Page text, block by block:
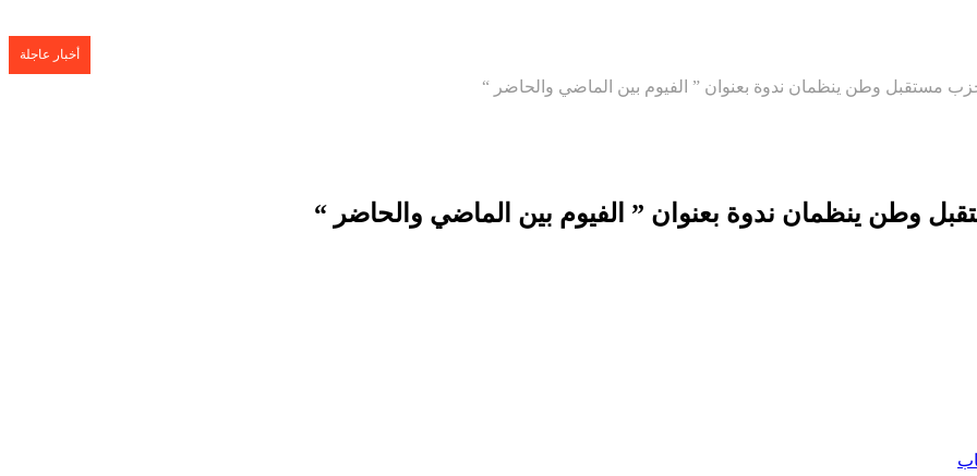
أخبار عاجلة
حزب مستقبل وطن ينظمان ندوة بعنوان ” الفيوم بين الماضي والحاضر “
وطن ينظمان ندوة بعنوان ” الفيوم بين الماضي والحاضر “